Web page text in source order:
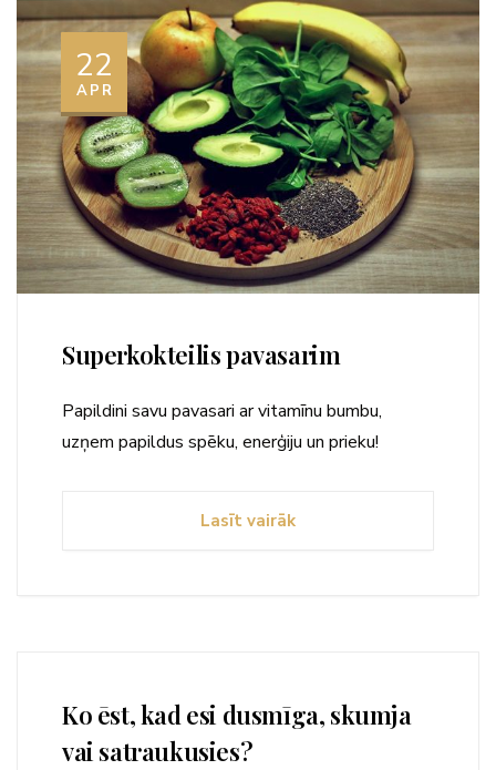
22
APR
Superkokteilis pavasarim
Papildini savu pavasari ar vitamīnu bumbu,
uzņem papildus spēku, enerģiju un prieku!
Lasīt vairāk
Ko ēst, kad esi dusmīga, skumja
vai satraukusies?